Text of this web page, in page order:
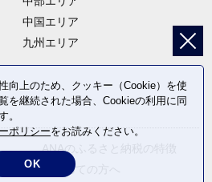
中国エリア
九州エリア
ANAのふるさと納税の特徴
はじめての方へ
向上のため、クッキー（Cookie）を使
を継続された場合、Cookieの利用に同
。
ポリシーをお読みください。
OK